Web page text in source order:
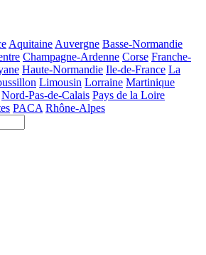
Aquitaine Auvergne Basse-Normandie
Champagne-Ardenne Corse Franche-
Haute-Normandie Ile-de-France La
Limousin Lorraine Martinique
Nord-Pas-de-Calais Pays de la Loire
PACA Rhône-Alpes